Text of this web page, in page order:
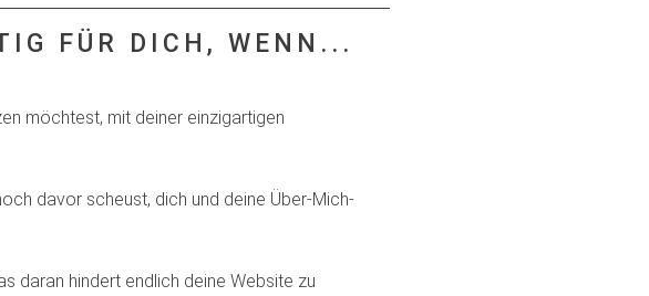
FÜR DICH, WENN...
möchtest, mit deiner einzigartigen
davor scheust, dich und deine Über-Mich-
daran hindert endlich deine Website zu